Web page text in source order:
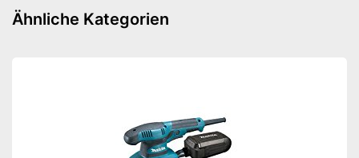
Ähnliche Kategorien